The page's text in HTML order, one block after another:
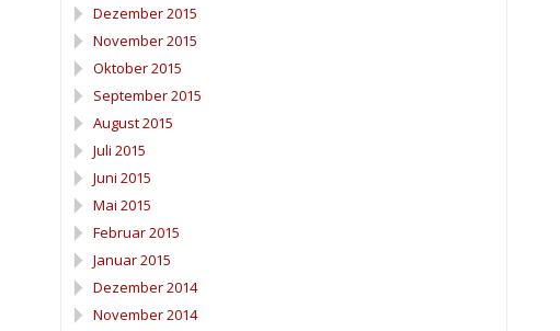
Dezember 2015
November 2015
Oktober 2015
September 2015
August 2015
Juli 2015
Juni 2015
Mai 2015
Februar 2015
Januar 2015
Dezember 2014
November 2014